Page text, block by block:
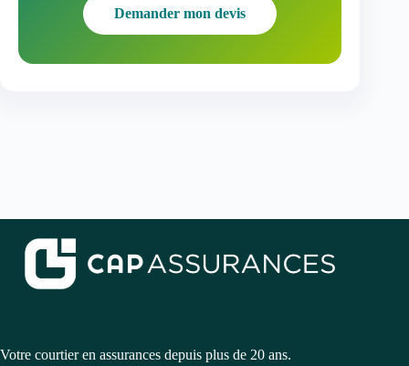
Demander mon devis
Votre courtier en assurances depuis plus de 20 ans.